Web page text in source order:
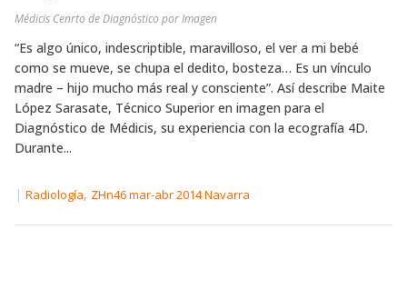
Médicis Cenrto de Diagnóstico por Imagen
“Es algo único, indescriptible, maravilloso, el ver a mi bebé
como se mueve, se chupa el dedito, bosteza… Es un vínculo
madre – hijo mucho más real y consciente”. Así describe Maite
López Sarasate, Técnico Superior en imagen para el
Diagnóstico de Médicis, su experiencia con la ecografía 4D.
Durante...
| Radiología, ZHn46 mar-abr 2014 Navarra